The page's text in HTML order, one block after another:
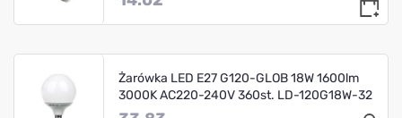
Żarówka LED E27 G120-GLOB 18W 1600lm
3000K AC220-240V 360st. LD-120G18W-32